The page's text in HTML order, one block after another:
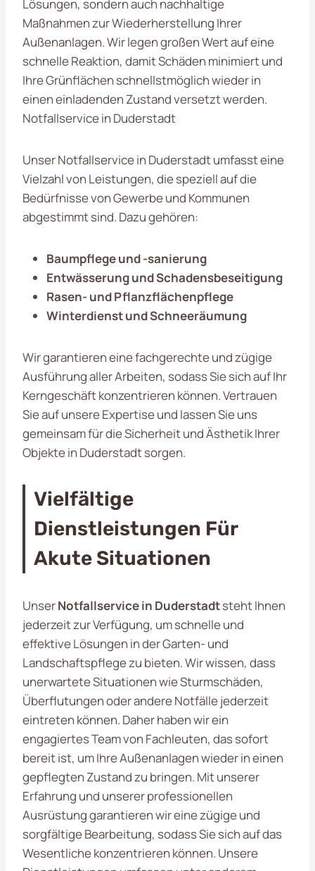
Lösungen, sondern auch nachhaltige
Maßnahmen zur Wiederherstellung Ihrer
Außenanlagen. Wir legen großen Wert auf eine
schnelle Reaktion, damit Schäden minimiert und
Ihre Grünflächen schnellstmöglich wieder in
einen einladenden Zustand versetzt werden.
Notfallservice in Duderstadt
Unser Notfallservice in Duderstadt umfasst eine
Vielzahl von Leistungen, die speziell auf die
Bedürfnisse von Gewerbe und Kommunen
abgestimmt sind. Dazu gehören:
Baumpflege und -sanierung
Entwässerung und Schadensbeseitigung
Rasen- und Pflanzflächenpflege
Winterdienst und Schneeräumung
Wir garantieren eine fachgerechte und zügige
Ausführung aller Arbeiten, sodass Sie sich auf Ihr
Kerngeschäft konzentrieren können. Vertrauen
Sie auf unsere Expertise und lassen Sie uns
gemeinsam für die Sicherheit und Ästhetik Ihrer
Objekte in Duderstadt sorgen.
Vielfältige
Dienstleistungen Für
Akute Situationen
UnserNotfallservice in Duderstadtsteht Ihnen
jederzeit zur Verfügung, um schnelle und
effektive Lösungen in der Garten- und
Landschaftspflege zu bieten. Wir wissen, dass
unerwartete Situationen wie Sturmschäden,
Überflutungen oder andere Notfälle jederzeit
eintreten können. Daher haben wir ein
engagiertes Team von Fachleuten, das sofort
bereit ist, um Ihre Außenanlagen wieder in einen
gepflegten Zustand zu bringen. Mit unserer
Erfahrung und unserer professionellen
Ausrüstung garantieren wir eine zügige und
sorgfältige Bearbeitung, sodass Sie sich auf das
Wesentliche konzentrieren können. Unsere